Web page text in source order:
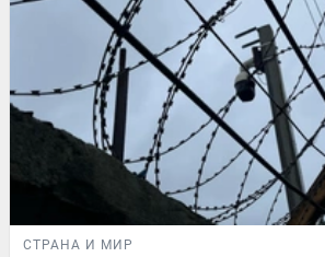
СТРАНА И МИР